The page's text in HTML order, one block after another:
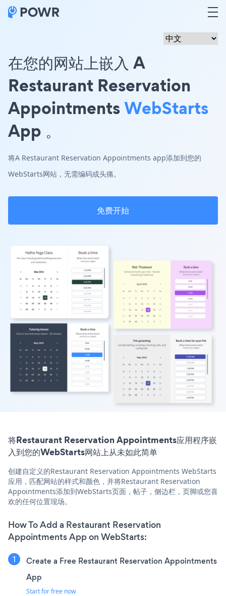
在您的网站上嵌入 A
Restaurant Reservation
AppointmentsWebStarts
App 。
将A Restaurant Reservation Appointments app添加到您的
WebStarts网站，无需编码或头痛。
免费开始
将Restaurant Reservation Appointments应用程序嵌
入到您的WebStarts网站上从未如此简单
创建自定义的Restaurant Reservation Appointments WebStarts
应用，匹配网站的样式和颜色，并将Restaurant Reservation
Appointments添加到WebStarts页面，帖子，侧边栏，页脚或您喜
欢的任何位置现场。
How To Add a Restaurant Reservation
Appointments App on WebStarts:
Create a Free Restaurant Reservation Appointments
App
Start for free now